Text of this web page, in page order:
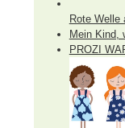
Rote Welle
Mein Kind,
PROZI